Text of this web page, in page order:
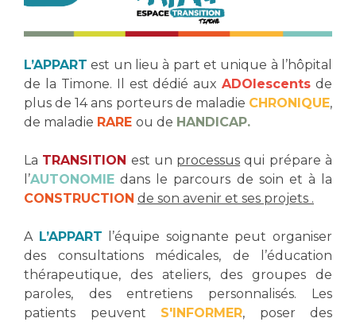
myaphm, votre espace santé en ligne
Infos COVID-19
Vivre ensemble à l'hôpital
Laïcité et cultes
Les associations
Livret d'accueil
Salon des familles
Transports sanitaires
Vos droits, vos devoirs
Emplois techniques et médico-techniques
Emplois divers
Emplois socio-éducatifs
Statuts
Stages paramédicaux
Chercheurs
La recherche clinique à l'AP-HM
Écoles et Instituts de Formation
L’APPART est un lieu à part et unique à l’hôpital
de la Timone. Il est dédié auxADOlescents de
plus de 14 ans porteurs de maladie CHRONIQUE,
de maladie RARE ou de HANDICAP.
La TRANSITION est un processus qui prépare à
l’AUTONOMIE dans le parcours de soin et à la
CONSTRUCTION de son avenir et ses projets .
A L’APPART l’équipe soignante peut organiser
des consultations médicales, de l’éducation
thérapeutique, des ateliers, des groupes de
paroles, des entretiens personnalisés. Les
patients peuvent S'INFORMER, poser des